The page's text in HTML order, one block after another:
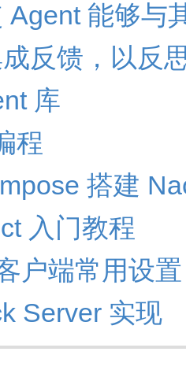
Agent 能够与
反馈，以反
库
程
搭建
入门教程
户端常用设置
Server 实现